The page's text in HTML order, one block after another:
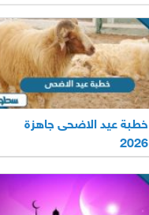
خطبة عيد الاضحى جاهزة
2026